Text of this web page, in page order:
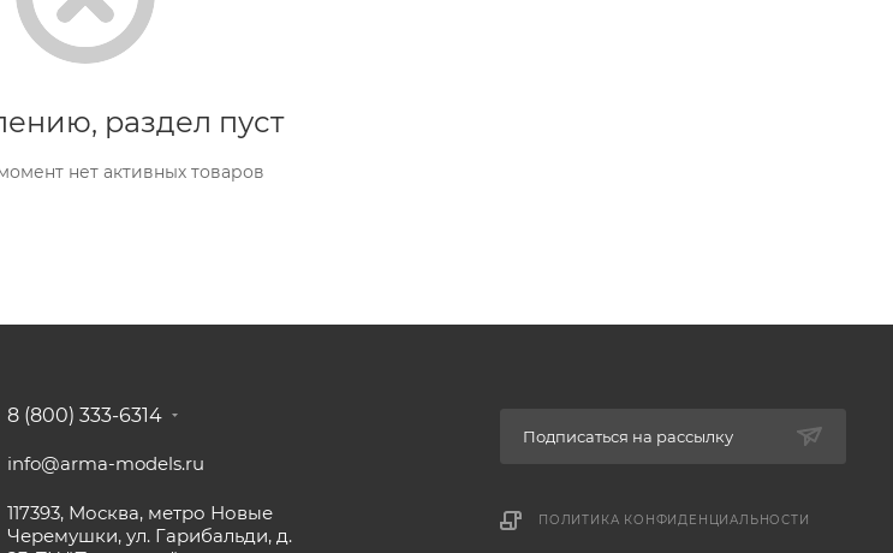
раздел пуст
нет активных товаров
8 (800) 333-6314
info@arma-models.ru
117393, Москва, метро Новые
Черемушки, ул. Гарибальди, д.
Подписаться на рассылку
ПОЛИТИКА КОНФИДЕНЦИАЛЬНОСТИ